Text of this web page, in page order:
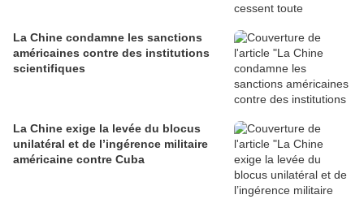
La Chine condamne les sanctions
américaines contre des institutions
scientifiques
La Chine exige la levée du blocus
unilatéral et de l’ingérence militaire
américaine contre Cuba